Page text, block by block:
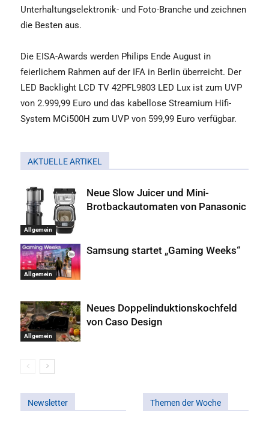
Unterhaltungselektronik- und Foto-Branche und zeichnen
die Besten aus.
Die EISA-Awards werden Philips Ende August in
feierlichem Rahmen auf der IFA in Berlin überreicht. Der
LED Backlight LCD TV 42PFL9803 LED Lux ist zum UVP
von 2.999,99 Euro und das kabellose Streamium Hifi-
System MCi500H zum UVP von 599,99 Euro verfügbar.
AKTUELLE ARTIKEL
Allgemein
Neue Slow Juicer und Mini-
Brotbackautomaten von Panasonic
Allgemein
Samsung startet „Gaming Weeks“
Allgemein
Neues Doppelinduktionskochfeld
von Caso Design
Newsletter Themen der Woche